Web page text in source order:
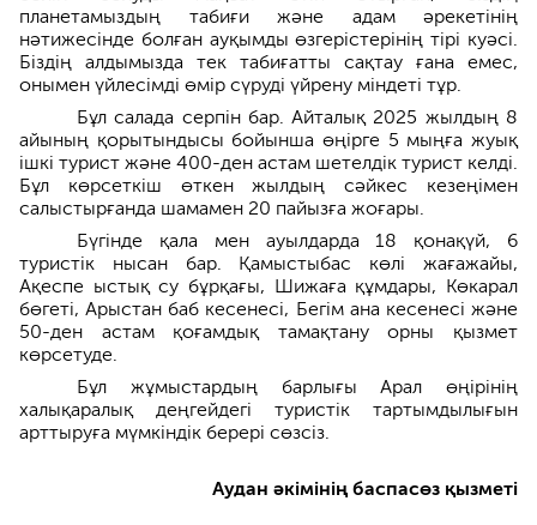
планетамыздың табиғи және адам әрекетінің
нәтижесінде болған ауқымды өзгерістерінің тірі куәсі.
Біздің алдымызда тек табиғатты сақтау ғана емес,
онымен үйлесімді өмір сүруді үйрену міндеті тұр.
Бұл салада серпін бар. Айталық 2025 жылдың 8
айының қорытындысы бойынша өңірге 5 мыңға жуық
ішкі турист және 400-ден астам шетелдік турист келді.
Бұл көрсеткіш өткен жылдың сәйкес кезеңімен
салыстырғанда шамамен 20 пайызға жоғары.
Бүгінде қала мен ауылдарда 18 қонақүй, 6
туристік нысан бар. Қамыстыбас көлі жағажайы,
Ақеспе ыстық су бұрқағы, Шижаға құмдары, Көкарал
бөгеті, Арыстан баб кесенесі, Бегім ана кесенесі және
50-ден астам қоғамдық тамақтану орны қызмет
көрсетуде.
Бұл жұмыстардың барлығы Арал өңірінің
халықаралық деңгейдегі туристік тартымдылығын
арттыруға мүмкіндік берері сөзсіз.
Аудан әкімінің баспасөз қызметі